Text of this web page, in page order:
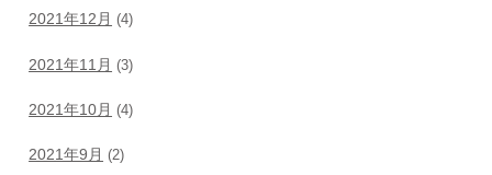
2021年12月 (4)
2021年11月 (3)
2021年10月 (4)
2021年9月 (2)